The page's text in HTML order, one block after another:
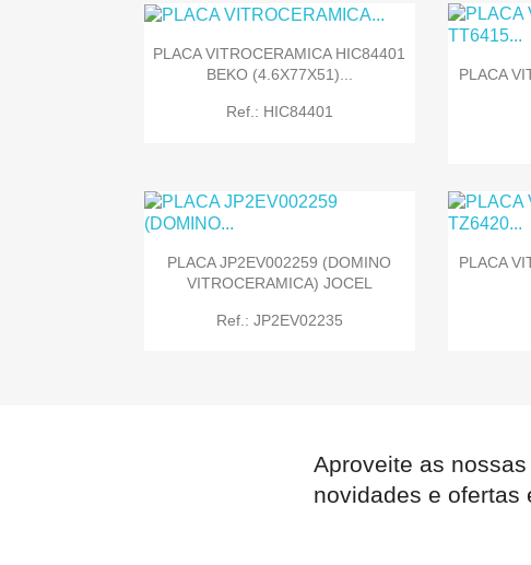
 Quick view
PLACA VITROCERAMICA HIC84401
BEKO (4.6X77X51)...
Ref.: HIC84401
PLACA
PLACA JP2EV002259 (DOMINO
VITROCERAMICA) JOCEL
Ref.: JP2EV02235
Quick view
PLACA
Aproveite as
novidades e ofertas